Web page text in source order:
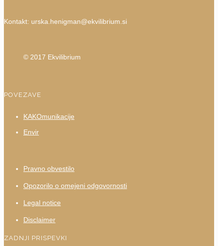
Kontakt: urska.henigman@ekvilibrium.si
© 2017 Ekvilibrium
POVEZAVE
KAKOmunikacije
Envir
Pravno obvestilo
Opozorilo o omejeni odgovornosti
Legal notice
Disclaimer
ZADNJI PRISPEVKI